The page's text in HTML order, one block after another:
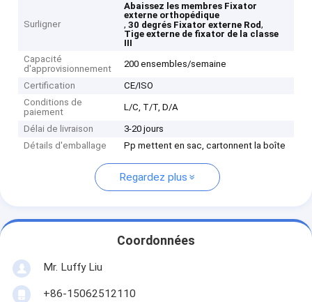
Surligner
Abaissez les membres Fixator
externe orthopédique
,30 degrés Fixator externe Rod,
Tige externe de fixator de la classe
III
Capacité
d'approvisionnement
200 ensembles/semaine
Certification
CE/ISO
Conditions de
paiement
L/C, T/T, D/A
Délai de livraison
3-20 jours
Détails d'emballage
Pp mettent en sac, cartonnent la boîte
Regardez plus
Coordonnées
Mr. Luffy Liu
+86-15062512110